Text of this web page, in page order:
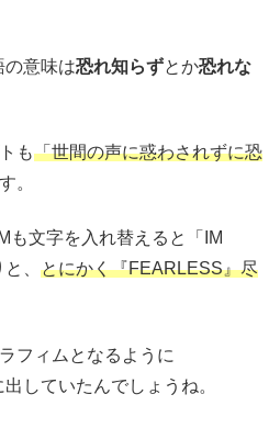
の意味は恐れ知らずとか恐れな
も「世間の声に惑わされずに恐
。
も文字を入れ替えると「IM
、 とにかく『FEARLESS』尽
フィムとなるように
していたんでしょうね。